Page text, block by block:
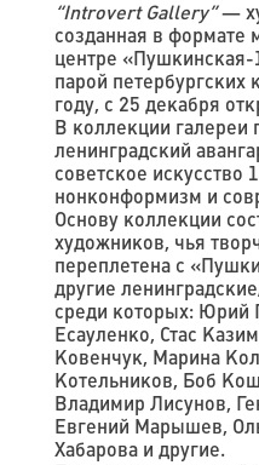
“Introvert Gallery”—
созданная в формате
центре
парой петербургских
году, с 25 декабря
В коллекции галереи
ленинградский
советское искусство
нонконформизм и
Основу коллекции
художников, чья
переплетена с
другие
среди которых: Юрий
Есауленко, Стас
Ковенчук, Марина
Котельников, Боб
Владимир Лисунов,
Евгений Марышев,
Хабарова и другие.